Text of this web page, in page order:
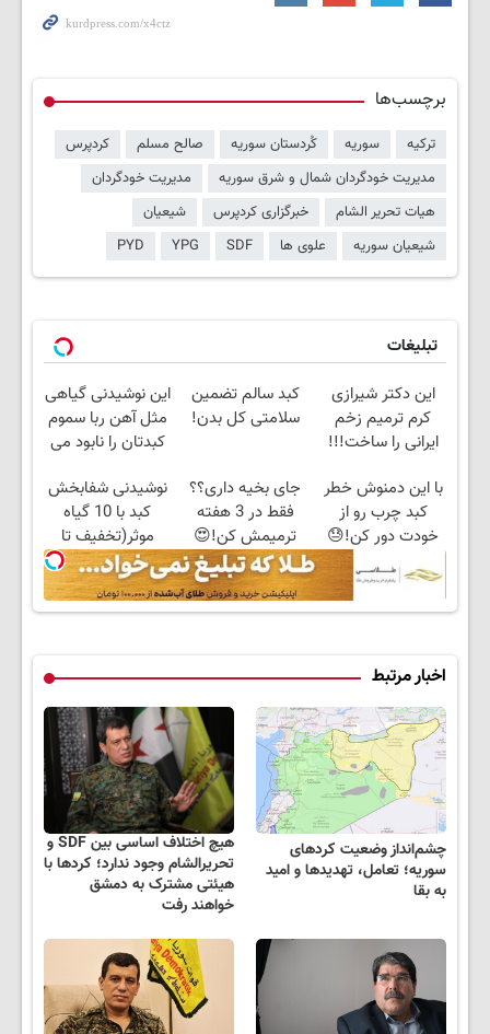
برچسب‌ها
ترکیه سوریه کُردستان سوریه صالح مسلم
کردپرس
مدیریت خودگردان شمال و شرق سوریه
مدیریت خودگردان
هیات تحریر الشام
خبرگزاری کردپرس
شیعیان
شیعیان سوریه
علوی ها SDF
YPG
PYD
تبلیغات
این دکتر شیرازی
کرم ترمیم زخم
ایرانی را ساخت!!!
کبد سالم تضمین
سلامتی کل بدن!
این نوشیدنی گیاهی
مثل آهن ربا سموم
کبدتان را نابود می
با این دمنوش خطر
کبد چرب رو از
خودت دور کن!😓
حتما ببین! کلیک
جهت خرید
جای بخیه داری؟؟
فقط در 3 هفته
ترمیمش کن!😍
نوشیدنی شفابخش
کبد با 10 گیاه
موثر(تخفیف تا
امشب)
اخبار مرتبط
چشم‌انداز وضعیت کردهای
سوریه؛ تعامل، تهدیدها و امید
به بقا
هیچ اختلاف اساسی بین SDF و
تحریرالشام وجود ندارد؛ کردها با
هیئتی مشترک به دمشق
خواهند رفت